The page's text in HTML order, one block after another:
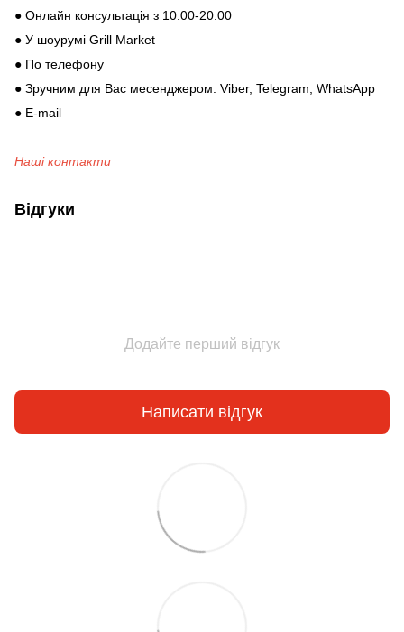
● Онлайн консультація з 10:00-20:00
● У шоурумі Grill Market
● По телефону
● Зручним для Вас месенджером: Viber, Telegram, WhatsApp
● E-mail
Наші контакти
Відгуки
Додайте перший відгук
Написати відгук